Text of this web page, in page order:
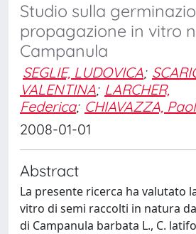
Studio sulla
propagazione in vitro
Campanula
SEGLIE, LUDOVICA;
VALENTINA; LARCHER,
Federica; CHIAVAZZA,
2008-01-01
Abstract
La presente ricerca ha valutato
vitro di semi raccolti in natura
di Campanula barbata L., C.